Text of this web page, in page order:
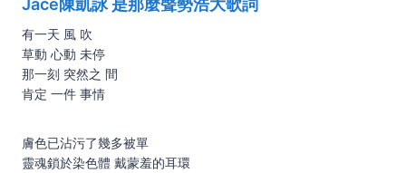
Jace陳凱詠 是那麼聲勢浩大歌詞
有一天 風 吹
草動 心動 未停
那一刻 突然之 間
肯定 一件 事情
膚色已沾污了幾多被單
靈魂鎖於染色體 戴蒙羞的耳環